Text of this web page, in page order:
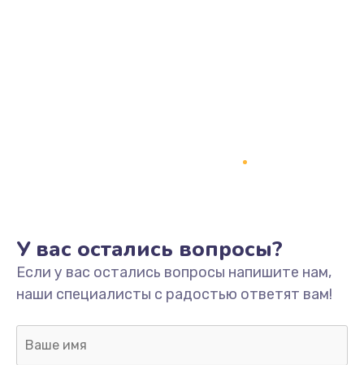
У вас остались вопросы?
Если у вас остались вопросы напишите нам,
наши специалисты с радостью ответят вам!